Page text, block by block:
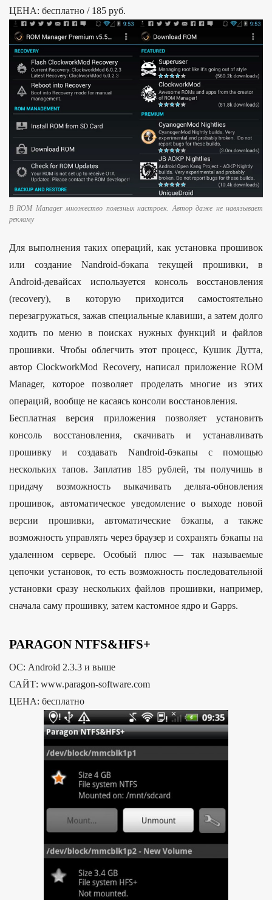
ЦЕНА: бесплатно / 185 руб.
В ROM Manager множество полезных настроек. Автор даже не навязывает
рекламу
Для выполнения таких операций, как установка прошивок
или создание Nandroid-бэкапа текущей прошивки, в
Android-девайсах используется консоль восстановления
(recovery), в которую приходится самостоятельно
перезагружаться, зажав специальные клавиши, а затем долго
ходить по меню в поисках нужных функций и файлов
прошивки. Чтобы облегчить этот процесс, Кушик Дутта,
автор ClockworkMod Recovery, написал приложение ROM
Manager, которое позволяет проделать многие из этих
операций, вообще не касаясь консоли восстановления.
Бесплатная версия приложения позволяет установить
консоль восстановления, скачивать и устанавливать
прошивку и создавать Nandroid-бэкапы с помощью
нескольких тапов. Заплатив 185 рублей, ты получишь в
придачу возможность выкачивать дельта-обновления
прошивок, автоматическое уведомление о выходе новой
версии прошивки, автоматические бэкапы, а также
возможность управлять через браузер и сохранять бэкапы на
удаленном сервере. Особый плюс — так называемые
цепочки установок, то есть возможность последовательной
установки сразу нескольких файлов прошивки, например,
сначала саму прошивку, затем кастомное ядро и Gapps.
PARAGON NTFS&HFS+
ОС: Android 2.3.3 и выше
САЙТ: www.paragon-software.com
ЦЕНА: бесплатно